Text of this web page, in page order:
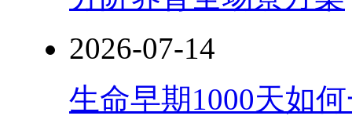
2026-07-14
生命早期1000天如